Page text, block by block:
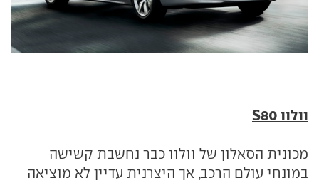
וולוו S80
מכונית הסאלון של וולוו כבר נחשבת קשישה
במונחי עולם הרכב, אך היצרנית עדיין לא מוציאה